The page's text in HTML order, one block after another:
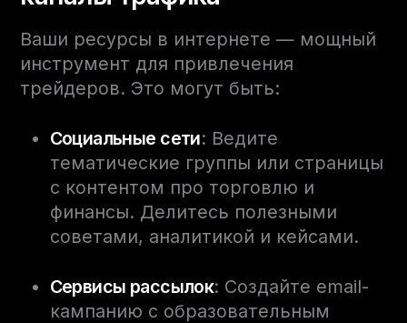
Ваши ресурсы в интернете — мощный
инструмент для привлечения
трейдеров. Это могут быть:
Социальные сети: Ведите
тематические группы или страницы
с контентом про торговлю и
финансы. Делитесь полезными
советами, аналитикой и кейсами.
Сервисы рассылок: Создайте email-
кампанию с образовательным